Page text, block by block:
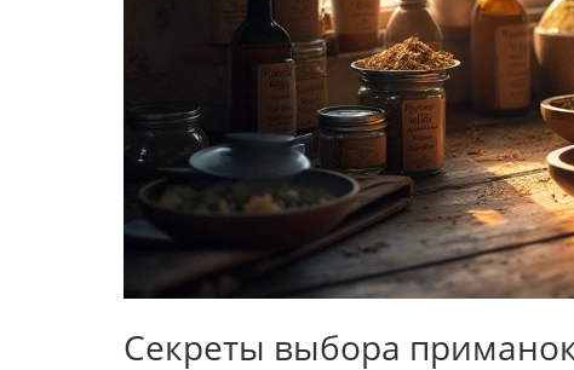
Секреты выбора